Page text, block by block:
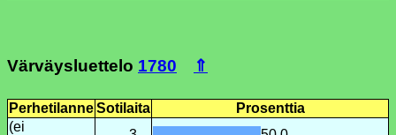
Värväysluettelo 1780 ⇑
PerhetilanneSotilaita
Prosenttia
(ei